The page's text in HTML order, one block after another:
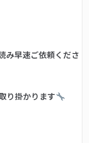
み早速ご依頼くださ
り掛かります